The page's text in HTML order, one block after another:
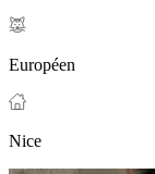
Européen
Nice